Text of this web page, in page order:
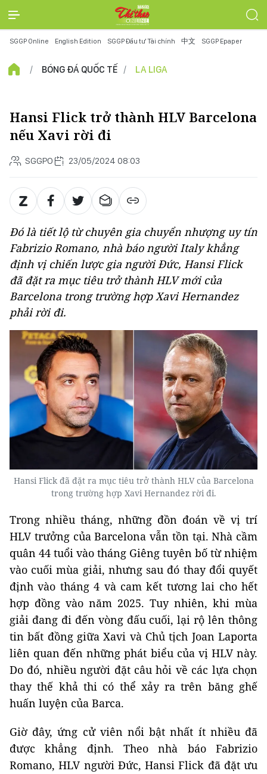
SGGP Online English Edition SGGP Đầu tư Tài chính 中文 SGGP Epaper
BÓNG ĐÁ QUỐC TẾ LA LIGA
Hansi Flick trở thành HLV Barcelona
nếu Xavi rời đi
SGGPO 23/05/2024 08:03
Đó là tiết lộ từ chuyên gia chuyển nhượng uy tín
Fabrizio Romano, nhà báo người Italy khẳng
định vị chiến lược gia người Đức, Hansi Flick
đã đặt ra mục tiêu trở thành HLV mới của
Barcelona trong trường hợp Xavi Hernandez
phải rời đi.
Hansi Flick đã đặt ra mục tiêu trở thành HLV của Barcelona
trong trường hợp Xavi Hernandez rời đi.
Trong nhiều tháng, những đồn đoán về vị trí
HLV trưởng của Barcelona vẫn tồn tại. Nhà cầm
quân 44 tuổi vào tháng Giêng tuyên bố từ nhiệm
vào cuối mùa giải, nhưng sau đó thay đổi quyết
định vào tháng 4 và cam kết tương lai cho hết
hợp đồng vào năm 2025. Tuy nhiên, khi mùa
giải đang đi đến vòng đấu cuối, lại rộ lên thông
tin bất đồng giữa Xavi và Chủ tịch Joan Laporta
liên quan đến những phát biểu của vị HLV này.
Do đó, nhiều người đặt câu hỏi về các lựa chọn
thay thế khả thi có thể xảy ra trên băng ghế
huấn luyện của Barca.
Giờ đây, ứng cử viên nổi bật nhất ít nhiều đã
được khẳng định. Theo nhà báo Fabrizio
Romano, HLV người Đức, Hansi Flick đã đặt ưu